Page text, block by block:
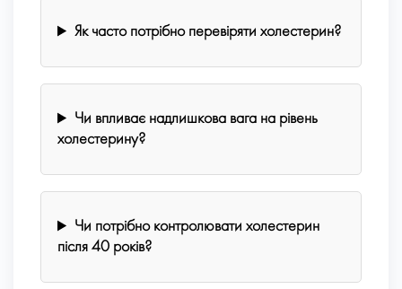
Як часто потрібно перевіряти холестерин?
Чи впливає надлишкова вага на рівень
холестерину?
Чи потрібно контролювати холестерин
після 40 років?